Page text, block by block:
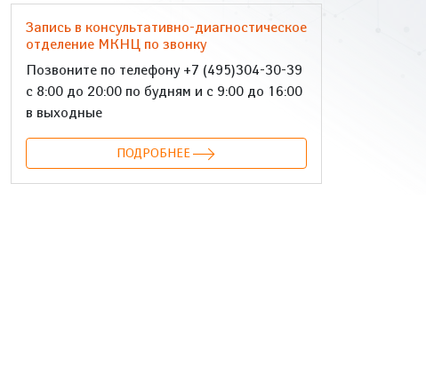
Запись в консультативно-диагностическое
отделение МКНЦ по звонку
Позвоните по телефону +7 (495)304-30-39
с 8:00 до 20:00 по будням и с 9:00 до 16:00
в выходные
ПОДРОБНЕЕ